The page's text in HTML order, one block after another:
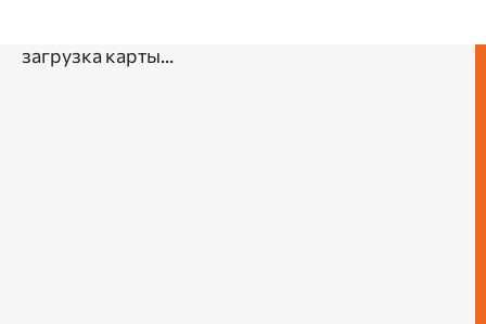
загрузка карты...